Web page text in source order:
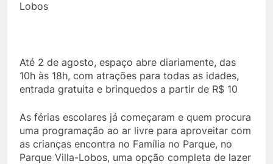
Lobos
Até 2 de agosto, espaço abre diariamente, das
10h às 18h, com atrações para todas as idades,
entrada gratuita e brinquedos a partir de R$ 10
As férias escolares já começaram e quem procura
uma programação ao ar livre para aproveitar com
as crianças encontra no Família no Parque, no
Parque Villa-Lobos, uma opção completa de lazer